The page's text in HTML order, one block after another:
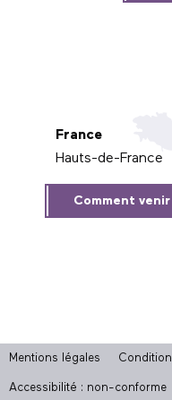
France
Hauts-de-France
Comment venir
Mentions légales
Accessibilité : non-conforme